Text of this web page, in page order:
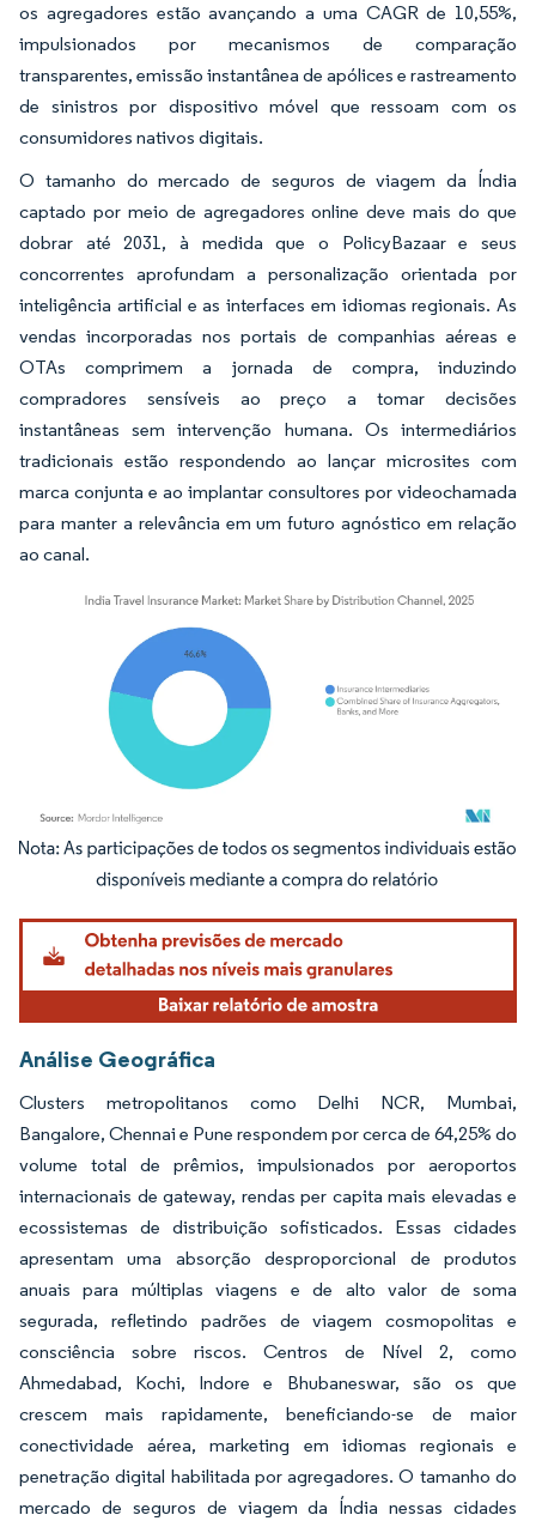
os agregadores estão avançando a uma CAGR de 10,55%,
impulsionados por mecanismos de comparação
transparentes, emissão instantânea de apólices e rastreamento
de sinistros por dispositivo móvel que ressoam com os
consumidores nativos digitais.
O tamanho do mercado de seguros de viagem da Índia
captado por meio de agregadores online deve mais do que
dobrar até 2031, à medida que o PolicyBazaar e seus
concorrentes aprofundam a personalização orientada por
inteligência artificial e as interfaces em idiomas regionais. As
vendas incorporadas nos portais de companhias aéreas e
OTAs comprimem a jornada de compra, induzindo
compradores sensíveis ao preço a tomar decisões
instantâneas sem intervenção humana. Os intermediários
tradicionais estão respondendo ao lançar microsites com
marca conjunta e ao implantar consultores por videochamada
para manter a relevância em um futuro agnóstico em relação
ao canal.
Imagem © Mordor Intelligence. O reuso requer atribuição conforme CC BY 4.0.
Análise Geográfica
Clusters metropolitanos como Delhi NCR, Mumbai,
Bangalore, Chennai e Pune respondem por cerca de 64,25% do
volume total de prêmios, impulsionados por aeroportos
internacionais de gateway, rendas per capita mais elevadas e
ecossistemas de distribuição sofisticados. Essas cidades
apresentam uma absorção desproporcional de produtos
anuais para múltiplas viagens e de alto valor de soma
segurada, refletindo padrões de viagem cosmopolitas e
consciência sobre riscos. Centros de Nível 2, como
Ahmedabad, Kochi, Indore e Bhubaneswar, são os que
crescem mais rapidamente, beneficiando-se de maior
conectividade aérea, marketing em idiomas regionais e
penetração digital habilitada por agregadores. O tamanho do
mercado de seguros de viagem da Índia nessas cidades